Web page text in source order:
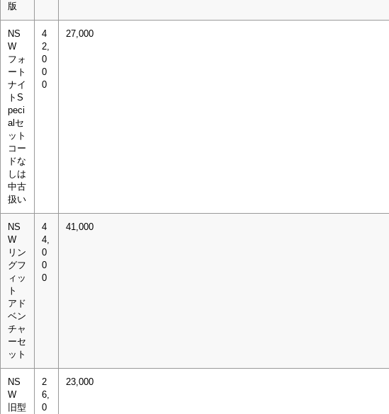
版
NS
W
フォ
ート
ナイ
トS
peci
alセ
ット
コー
ドな
しは
中古
扱い
4
2,
0
0
0
27,000
NS
W
リン
グフ
ィッ
ト
アド
ベン
チャ
ーセ
ット
4
4,
0
0
0
41,000
NS
W
旧型
2
6,
0
23,000